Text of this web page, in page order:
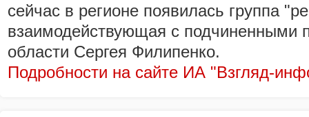
сейчас в регионе появилась группа
взаимодействующая с подчиненными
области Сергея Филипенко.
Подробности на сайте ИА "Взгляд-